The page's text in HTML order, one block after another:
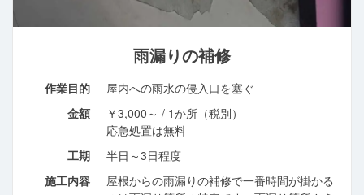
雨漏りの補修
作業目的
屋内への雨水の侵入口を塞ぐ
金額
￥3,000～ / 1か所（税別）
応急処置は無料
工期
半日～3日程度
施工内容
屋根からの雨漏りの補修で一番時間が掛かる